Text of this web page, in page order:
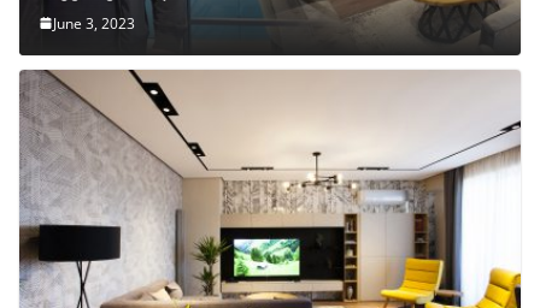
June 3, 2023